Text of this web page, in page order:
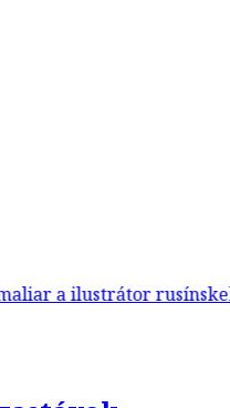
rusínskeho